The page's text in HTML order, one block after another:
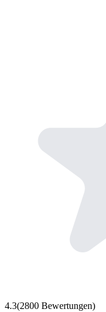
4.3(2800 Bewertungen)